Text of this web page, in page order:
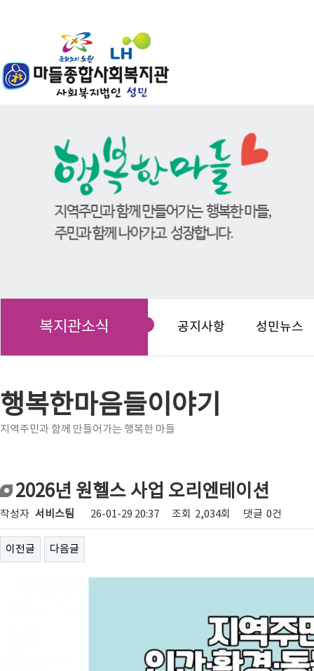
복지관소식 공지사항 성민뉴스
행복한마음들이야기
지역주민과 함께 만들어가는 행복한 마들
2026년 원헬스 사업 오리엔테이션
작성자 서비스팀 26-01-29 20:37 조회 2,034회 댓글 0건
이전글 다음글